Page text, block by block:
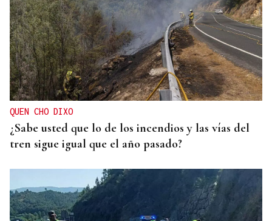
QUEN CHO DIXO
¿Sabe usted que lo de los incendios y las vías del
tren sigue igual que el año pasado?